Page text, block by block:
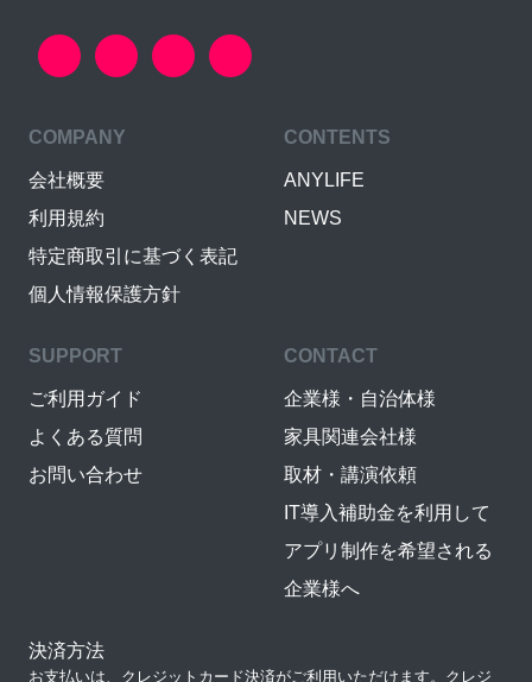
COMPANY
会社概要
利用規約
特定商取引に基づく表記
個人情報保護方針
CONTENTS
ANYLIFE
NEWS
SUPPORT
ご利用ガイド
よくある質問
お問い合わせ
CONTACT
企業様・自治体様
家具関連会社様
取材・講演依頼
IT導入補助金を利用して
アプリ制作を希望される
企業様へ
決済方法
お支払いは、クレジットカード決済がご利用いただけます。クレジ